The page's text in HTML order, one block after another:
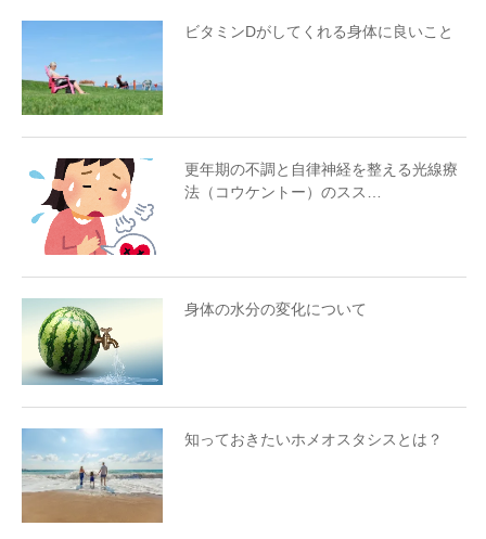
ビタミンDがしてくれる身体に良いこと
更年期の不調と自律神経を整える光線療
法（コウケントー）のスス…
身体の水分の変化について
知っておきたいホメオスタシスとは？